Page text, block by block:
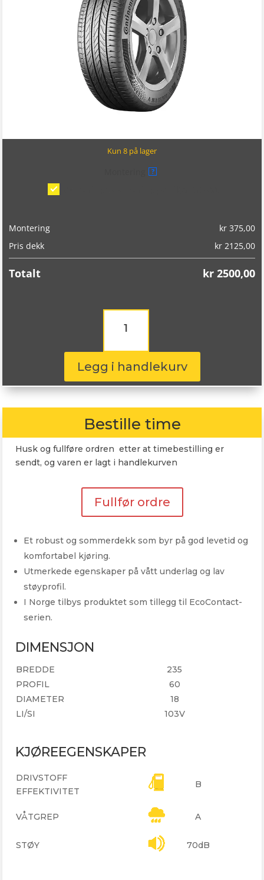
Kun 8 på lager
?
Montering kr375,00
Pris dekk
kr2125,00
Totalt kr2500,00
Continental
UltraContact
103V
antall
Legg i handlekurv
Bestille time
Husk og fullføre ordren etter at timebestilling er
sendt, og varen er lagt i handlekurven
Fullfør ordre
Et robust og sommerdekk som byr på god levetid og
komfortabel kjøring.
Utmerkede egenskaper på vått underlag og lav
støyprofil.
I Norge tilbys produktet som tillegg til EcoContact-
serien.
DIMENSJON
BREDDE
235
PROFIL
60
DIAMETER
18
LI/SI
103V
KJØREEGENSKAPER
DRIVSTOFF
EFFEKTIVITET
B
VÅTGREP A
STØY 70dB